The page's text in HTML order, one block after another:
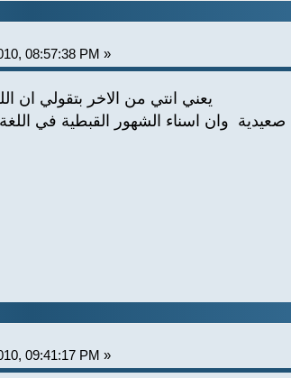
08:57:38 PM »
يعني انتي من الاخر بتقولي
وان اسناء الشهور القبطية في
09:41:17 PM »